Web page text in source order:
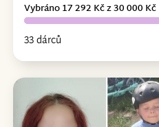
33 dárců
Vybráno 17 292 Kč z 30 000 Kč